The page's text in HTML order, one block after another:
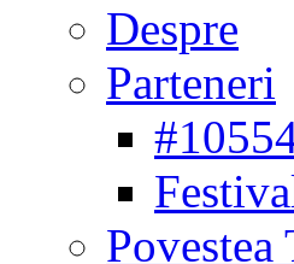
Despre
Parteneri
Povestea